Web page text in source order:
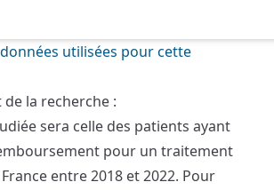
utilisées pour cette
la recherche :
sera celle des patients ayant
pour un traitement
entre 2018 et 2022. Pour